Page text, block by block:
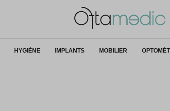
HYGIÈNE IMPLANTS MOBILIER